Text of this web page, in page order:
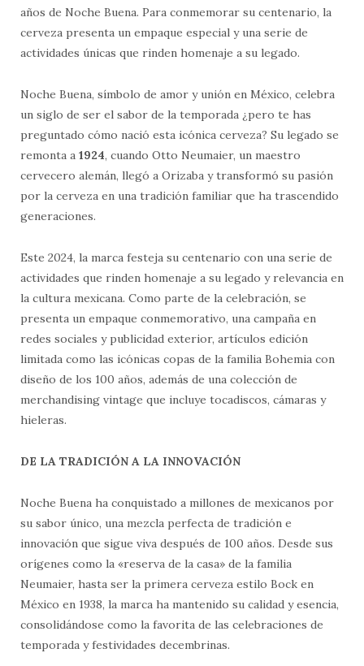
años de Noche Buena. Para conmemorar su centenario, la
cerveza presenta un empaque especial y una serie de
actividades únicas que rinden homenaje a su legado.
Noche Buena, símbolo de amor y unión en México, celebra
un siglo de ser el sabor de la temporada ¿pero te has
preguntado cómo nació esta icónica cerveza? Su legado se
remonta a 1924, cuando Otto Neumaier, un maestro
cervecero alemán, llegó a Orizaba y transformó su pasión
por la cerveza en una tradición familiar que ha trascendido
generaciones.
Este 2024, la marca festeja su centenario con una serie de
actividades que rinden homenaje a su legado y relevancia en
la cultura mexicana. Como parte de la celebración, se
presenta un empaque conmemorativo, una campaña en
redes sociales y publicidad exterior, artículos edición
limitada como las icónicas copas de la familia Bohemia con
diseño de los 100 años, además de una colección de
merchandising vintage que incluye tocadiscos, cámaras y
hieleras.
DE LA TRADICIÓN A LA INNOVACIÓN
Noche Buena ha conquistado a millones de mexicanos por
su sabor único, una mezcla perfecta de tradición e
innovación que sigue viva después de 100 años. Desde sus
orígenes como la «reserva de la casa» de la familia
Neumaier, hasta ser la primera cerveza estilo Bock en
México en 1938, la marca ha mantenido su calidad y esencia,
consolidándose como la favorita de las celebraciones de
temporada y festividades decembrinas.